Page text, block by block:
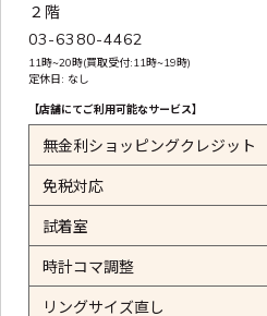
２階
03-6380-4462
11時~20時(買取受付:11時~19時)
定休日: なし
【店舗にてご利用可能なサービス】
無金利ショッピングクレジット
免税対応
試着室
時計コマ調整
リングサイズ直し